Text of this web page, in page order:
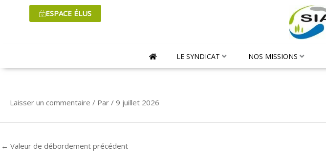
ESPACE ÉLUS
LE SYNDICAT NOS MISSIONS
Laisser un commentaire / Par / 9 juillet 2026
← Valeur de débordement précédent